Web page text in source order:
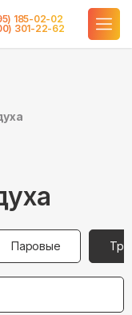
185-02-02
301-22-62
Паровые